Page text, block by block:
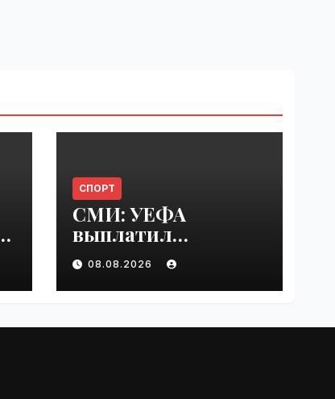
СПОРТ
СМИ: УЕФА
выплатил
шестизначную
сумму любовнице
Инфантино |
08.08.2026